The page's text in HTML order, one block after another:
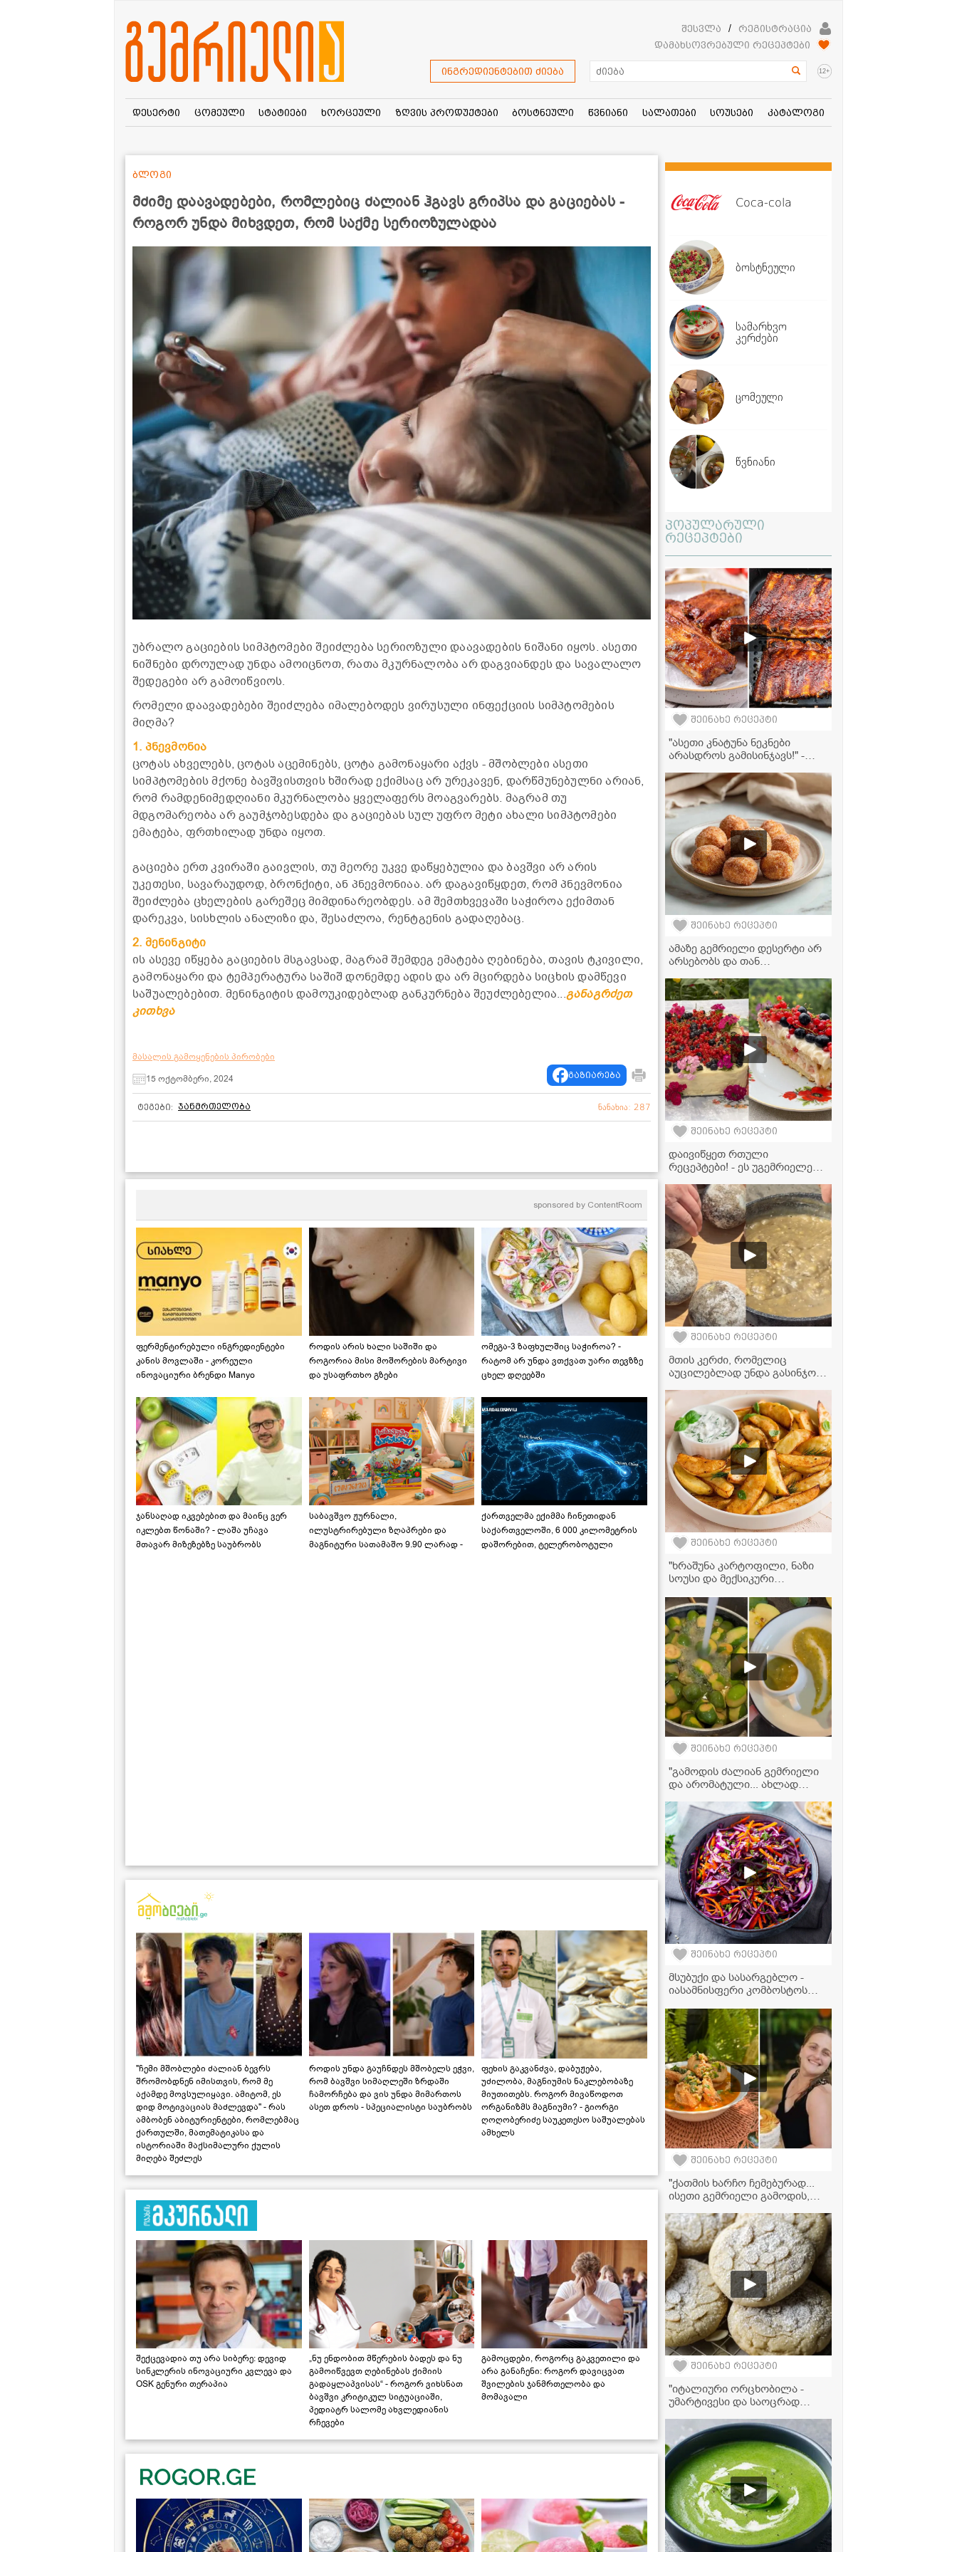
შესვლა /
რეგისტრაცია
დამახსოვრებული რეცეპტები
ინგრედიენტებით ძიება 12+
დესერტი ცომეული სტატიები ხორცეული ზღვის პროდუქტები ბოსტნეული წვნიანი სალათები სოუსები კატალოგი
მძიმე დაავადებები, რომლებიც ძალიან ჰგავს გრიპსა და გაციებას -
როგორ უნდა მიხვდეთ, რომ საქმე სერიოზულადაა
ბლოგი
უბრალო გაციების სიმპტომები შეიძლება სერიოზული დაავადების ნიშანი იყოს. ასეთი
ნიშნები დროულად უნდა ამოიცნოთ, რათა მკურნალობა არ დაგვიანდეს და სავალალო
შედეგები არ გამოიწვიოს.
რომელი დაავადებები შეიძლება იმალებოდეს ვირუსული ინფექციის სიმპტომების
მიღმა?
1. პნევმონია
ცოტას ახველებს, ცოტას აცემინებს, ცოტა გამონაყარი აქვს - მშობლები ასეთი
სიმპტომების მქონე ბავშვისთვის ხშირად ექიმსაც არ ურეკავენ, დარწმუნებულნი არიან,
რომ რამდენიმედღიანი მკურნალობა ყველაფერს მოაგვარებს. მაგრამ თუ
მდგომარეობა არ გაუმჯობესდება და გაციებას სულ უფრო მეტი ახალი სიმპტომები
ემატება, ფრთხილად უნდა იყოთ.
გაციება ერთ კვირაში გაივლის, თუ მეორე უკვე დაწყებულია და ბავშვი არ არის
უკეთესი, სავარაუდოდ, ბრონქიტი, ან პნევმონიაა. არ დაგავიწყდეთ, რომ პნევმონია
შეიძლება ცხელების გარეშეც მიმდინარეობდეს. ამ შემთხვევაში საჭიროა ექიმთან
დარეკვა, სისხლის ანალიზი და, შესაძლოა, რენტგენის გადაღებაც.
2. მენინგიტი
ის ასევე იწყება გაციების მსგავსად, მაგრამ შემდეგ ემატება ღებინება, თავის ტკივილი,
გამონაყარი და ტემპერატურა საშიშ დონემდე ადის და არ მცირდება სიცხის დამწევი
საშუალებებით. მენინგიტის დამოუკიდებლად განკურნება შეუძლებელია...განაგრძეთ
კითხვა
მასალის გამოყენების პირობები
15 ოქტომბერი, 2024
გაზიარება
ტეგები: ჯანმრთელობა ნანახია: 287
sponsored by ContentRoom
ფერმენტირებული ინგრედიენტები
კანის მოვლაში - კორეული
ინოვაციური ბრენდი Manyo
როდის არის ხალი საშიში და
როგორია მისი მოშორების მარტივი
და უსაფრთხო გზები
ომეგა-3 ზაფხულშიც საჭიროა? -
რატომ არ უნდა ვთქვათ უარი თევზზე
ცხელ დღეებში
ჯანსაღად იკვებებით და მაინც ვერ
იკლებთ წონაში? - ლაშა უჩავა
მთავარ მიზეზებზე საუბრობს
საბავშვო ჟურნალი,
ილუსტრირებული ზღაპრები და
მაგნიტური სათამაშო 9.90 ლარად -
ქართველმა ექიმმა ჩინეთიდან
საქართველოში, 6 000 კილომეტრის
დაშორებით, ტელერობოტული
"ჩემი მშობლები ძალიან ბევრს
შრომობდნენ იმისთვის, რომ მე
აქამდე მოვსულიყავი. ამიტომ, ეს
დიდ მოტივაციას მაძლევდა" - რას
ამბობენ აბიტურიენტები, რომლებმაც
ქართულში, მათემატიკასა და
ისტორიაში მაქსიმალური ქულის
მიღება შეძლეს
როდის უნდა გაუჩნდეს მშობელს ეჭვი,
რომ ბავშვი სიმაღლეში ზრდაში
ჩამორჩება და ვის უნდა მიმართოს
ასეთ დროს - სპეციალისტი საუბრობს
ფეხის გაკვანძვა, დაბუჟება,
უძილობა, მაგნიუმის ნაკლებობაზე
მიუთითებს. როგორ მივაწოდოთ
ორგანიზმს მაგნიუმი? - გიორგი
ღოღობერიძე საუკეთესო საშუალებას
ამხელს
შექცევადია თუ არა სიბერე: დევიდ
სინკლერის ინოვაციური კვლევა და
OSK გენური თერაპია
„ნუ ენდობით მწერების ბადეს და ნუ
გამოიწვევთ ღებინებას ქიმიის
გადაყლაპვისას“ - როგორ ვიხსნათ
ბავშვი კრიტიკულ სიტუაციაში,
პედიატრ სალომე ახვლედიანის
რჩევები
გამოცდები, როგორც გაკვეთილი და
არა განაჩენი: როგორ დავიცვათ
შვილების ჯანმრთელობა და
მომავალი
Coca-cola
ბოსტნეული
სამარხვო
კერძები
ცომეული
წვნიანი
პოპულარული
რეცეპტები
შეინახე რეცეპტი
"ასეთი კნატუნა ნეკნები
არასდროს გამისინჯავს!" -
აეროგრილში
შეინახე რეცეპტი
ამაზე გემრიელი დესერტი არ
არსებობს და თან
დონატები აეროგრილში!
შეინახე რეცეპტი
დაივიწყეთ რთული
რეცეპტები! - ეს უგემრიელესი
წვალების გარეშე მზადდება
შეინახე რეცეპტი
მთის კერძი, რომელიც
აუცილებლად უნდა გასინჯოთ
პანკისიდან
შეინახე რეცეპტი
"ხრაშუნა კარტოფილი, ნაზი
სოუსი და მექსიკური
აუცილებლად ჩაინიშნეთ!" -
მკითხველის ვიდეორეცეპტი
შეინახე რეცეპტი
"გამოდის ძალიან გემრიელი
და არომატული... ახლად
მოგაგონებთ" - ფეიხოას
საწებლის ვიდეორეცეპტი
შეინახე რეცეპტი
მსუბუქი და სასარგებლო -
იასამნისფერი კომბოსტოს
ინგრედიენტებით
შეინახე რეცეპტი
"ქათმის ხარჩო ჩემებურად...
ისეთი გემრიელი გამოდის,
ტაბატაძის რეცეპტი
შეინახე რეცეპტი
"იტალიური ორცხობილა -
უმარტივესი და საოცრად